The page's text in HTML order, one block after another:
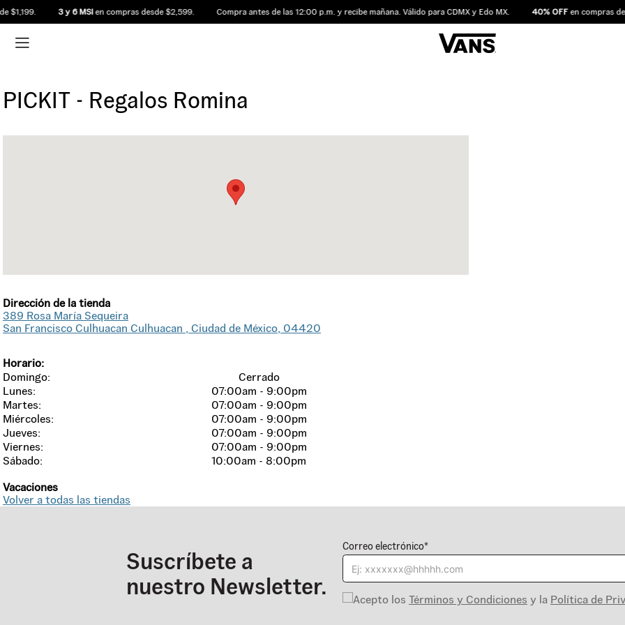
$1,199. 3 y 6 MSIen compras desde $2,599. Compra antes de las 12:00 p.m. y recibe mañana. Válido para CDMX y Edo MX. 40% OFFen compras
PICKIT - Regalos Romina
Dirección de la tienda
389 Rosa María Sequeira
San Francisco Culhuacan Culhuacan , Ciudad de México, 04420
Horario:
Domingo:
Cerrado
Lunes:
07:00am - 9:00pm
Martes:
07:00am - 9:00pm
Miércoles:
07:00am - 9:00pm
Jueves:
07:00am - 9:00pm
Viernes:
07:00am - 9:00pm
Sábado:
10:00am - 8:00pm
Vacaciones
Volver a todas las tiendas
Suscríbete a
nuestro Newsletter.
Correo electrónico*
Acepto los Términos y Condiciones y la Política de